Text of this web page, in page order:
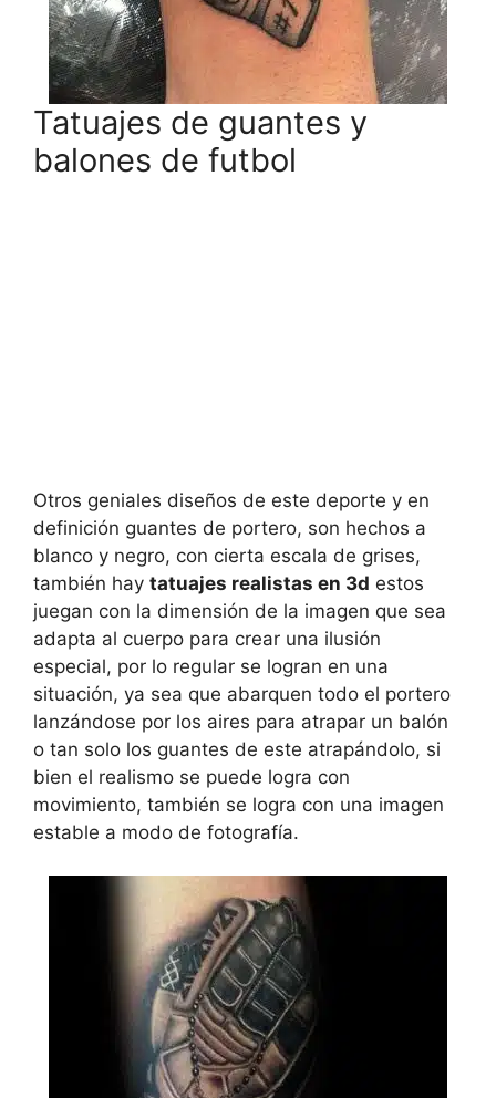
Tatuajes de guantes y
balones de futbol
Otros geniales diseños de este deporte y en
definición guantes de portero, son hechos a
blanco y negro, con cierta escala de grises,
también hay tatuajes realistas en 3d estos
juegan con la dimensión de la imagen que sea
adapta al cuerpo para crear una ilusión
especial, por lo regular se logran en una
situación, ya sea que abarquen todo el portero
lanzándose por los aires para atrapar un balón
o tan solo los guantes de este atrapándolo, si
bien el realismo se puede logra con
movimiento, también se logra con una imagen
estable a modo de fotografía.